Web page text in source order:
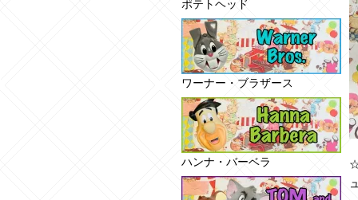
ポテトヘッド
ワーナー・ブラザース
ハンナ・バーベラ